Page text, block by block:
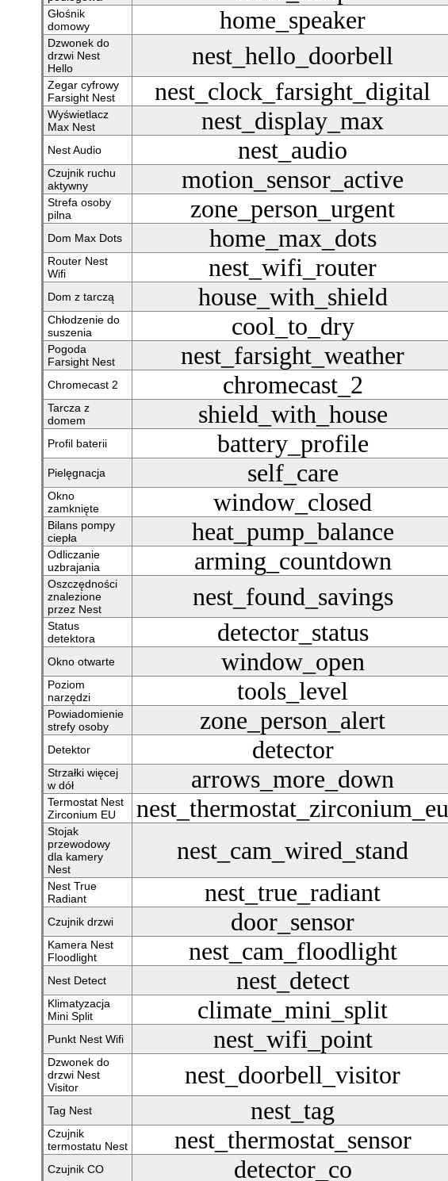
Głośnik
domowy
home_speaker
Dzwonek do
drzwi Nest
Hello
nest_hello_doorbell
Zegar cyfrowy
Farsight Nest
nest_clock_farsight_digital
Wyświetlacz
Max Nest
nest_display_max
Nest Audio nest_audio
Czujnik ruchu
aktywny
motion_sensor_active
Strefa osoby
pilna
zone_person_urgent
Dom Max Dots home_max_dots
Router Nest
Wifi
nest_wifi_router
Dom z tarczą house_with_shield
Chłodzenie do
suszenia
cool_to_dry
Pogoda
Farsight Nest
nest_farsight_weather
Chromecast 2 chromecast_2
Tarcza z
domem
shield_with_house
Profil baterii battery_profile
Pielęgnacja self_care
Okno
zamknięte
window_closed
Bilans pompy
ciepła
heat_pump_balance
Odliczanie
uzbrajania
arming_countdown
Oszczędności
znalezione
przez Nest
nest_found_savings
Status
detektora
detector_status
Okno otwarte window_open
Poziom
narzędzi
tools_level
Powiadomienie
strefy osoby
zone_person_alert
Detektor detector
Strzałki więcej
w dół
arrows_more_down
Termostat Nest
Zirconium EU
nest_thermostat_zirconium_eu
Stojak
przewodowy
dla kamery
Nest
nest_cam_wired_stand
Nest True
Radiant
nest_true_radiant
Czujnik drzwi door_sensor
Kamera Nest
Floodlight
nest_cam_floodlight
Nest Detect nest_detect
Klimatyzacja
Mini Split
climate_mini_split
Punkt Nest Wifi nest_wifi_point
Dzwonek do
drzwi Nest
Visitor
nest_doorbell_visitor
Tag Nest nest_tag
Czujnik
termostatu Nest
nest_thermostat_sensor
Czujnik CO detector_co